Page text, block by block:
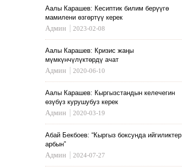
Аалы Карашев: Кесиптик билим берүүгө
мамилени өзгөртүү керек
Админ
2023-02-08
Аалы Карашев: Кризис жаңы
мүмкүнчүлүктөрдү ачат
Админ
2020-06-10
Аалы Карашев: Кыргызстандын келечегин
өзүбүз курушубуз керек
Админ
2020-03-19
Абай Бекбоев: “Кыргыз боксунда ийгиликтер
арбын”
Админ
2024-07-27